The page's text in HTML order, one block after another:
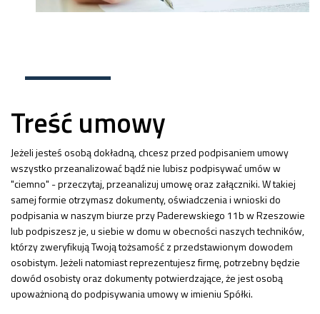
Treść umowy
Jeżeli jesteś osobą dokładną, chcesz przed podpisaniem umowy
wszystko przeanalizować bądź nie lubisz podpisywać umów w
"ciemno" - przeczytaj, przeanalizuj umowę oraz załączniki. W takiej
samej formie otrzymasz dokumenty, oświadczenia i wnioski do
podpisania w naszym biurze przy Paderewskiego 11b w Rzeszowie
lub podpiszesz je, u siebie w domu w obecności naszych techników,
którzy zweryfikują Twoją tożsamość z przedstawionym dowodem
osobistym. Jeżeli natomiast reprezentujesz firmę, potrzebny będzie
dowód osobisty oraz dokumenty potwierdzające, że jest osobą
upoważnioną do podpisywania umowy w imieniu Spółki.